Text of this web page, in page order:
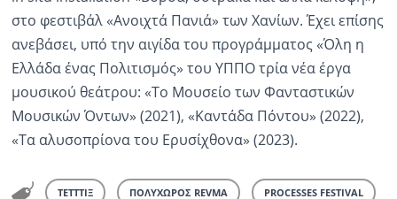
στο φεστιβάλ «Ανοιχτά Πανιά» των Χανίων. Έχει επίσης
ανεβάσει, υπό την αιγίδα του προγράμματος «Όλη η
Ελλάδα ένας Πολιτισμός» του ΥΠΠΟ τρία νέα έργα
μουσικού θεάτρου: «Το Μουσείο των Φανταστικών
Μουσικών Όντων» (2021), «Καντάδα Πόντου» (2022),
«Τα αλυσοπρίονα του Ερυσίχθονα» (2023).
ΤΕΤΤΤΙΞ ΠΟΛΥΧΩΡΟΣ REVMA PROCESSES FESTIVAL